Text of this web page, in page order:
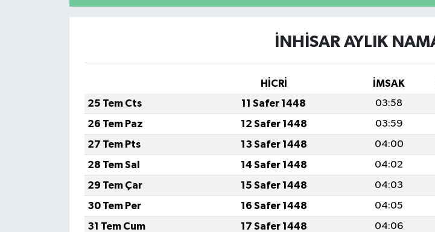
İNHİSAR AYLIK
HİCRİ İMSAK
25 Tem Cts
11 Safer 1448 03:58
26 Tem Paz
12 Safer 1448 03:59
27 Tem Pts
13 Safer 1448 04:00
28 Tem Sal
14 Safer 1448 04:02
29 Tem Çar
15 Safer 1448 04:03
30 Tem Per
16 Safer 1448 04:05
31 Tem Cum
17 Safer 1448 04:06